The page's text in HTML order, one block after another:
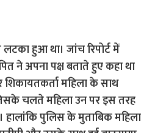
हुआ था। जांच रिपोर्ट में
ने अपना पक्ष बताते हुए कहा था
महिला के साथ
चलते महिला उन पर इस तरह
हालांकि पुलिस के मुताबिक महिला